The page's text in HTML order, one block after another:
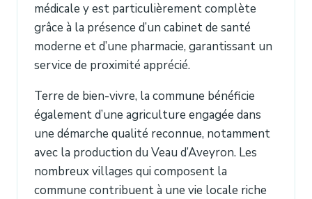
médicale y est particulièrement complète
grâce à la présence d’un cabinet de santé
moderne et d’une pharmacie, garantissant un
service de proximité apprécié.
Terre de bien-vivre, la commune bénéficie
également d’une agriculture engagée dans
une démarche qualité reconnue, notamment
avec la production du Veau d’Aveyron. Les
nombreux villages qui composent la
commune contribuent à une vie locale riche